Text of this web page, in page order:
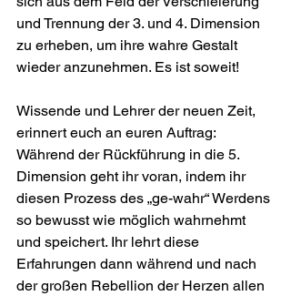
und Trennung der 3. und 4. Dimension
zu erheben, um ihre wahre Gestalt
wieder anzunehmen. Es ist soweit!
Wissende und Lehrer der neuen Zeit,
erinnert euch an euren Auftrag:
Während der Rückführung in die 5.
Dimension geht ihr voran, indem ihr
diesen Prozess des „ge-wahr“ Werdens
so bewusst wie möglich wahrnehmt
und speichert. Ihr lehrt diese
Erfahrungen dann während und nach
der großen Rebellion der Herzen allen